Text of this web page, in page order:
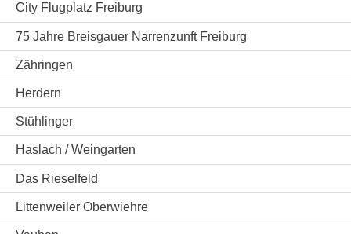
City Flugplatz Freiburg
75 Jahre Breisgauer Narrenzunft Freiburg
Zähringen
Herdern
Stühlinger
Haslach / Weingarten
Das Rieselfeld
Littenweiler Oberwiehre